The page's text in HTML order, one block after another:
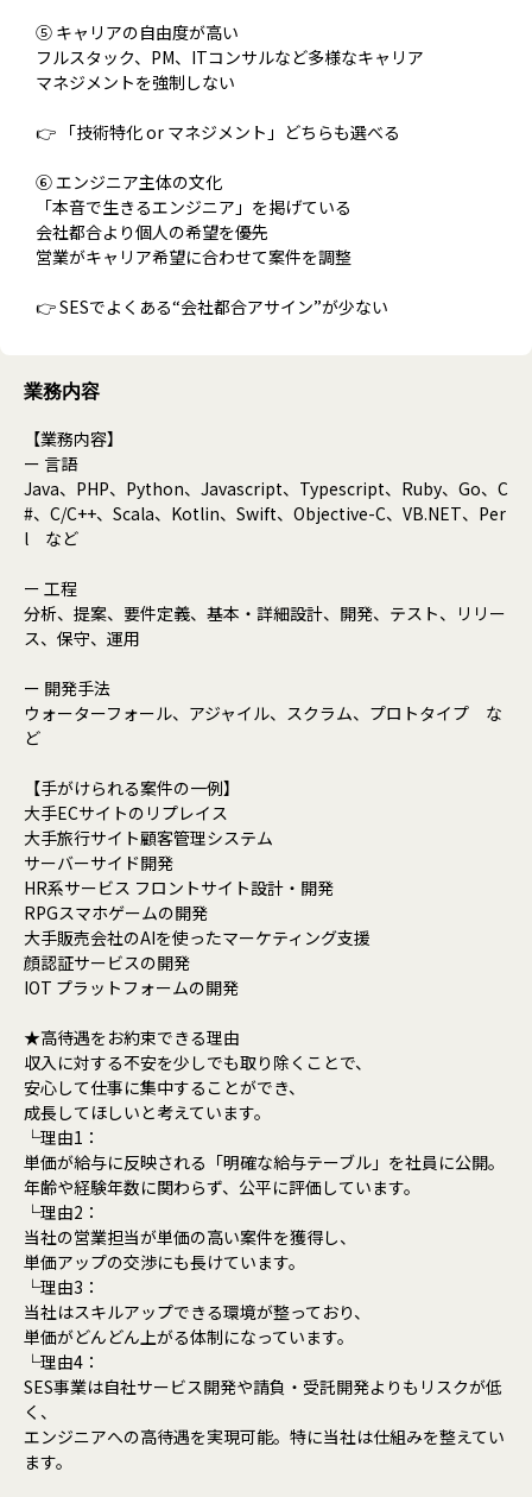
⑤ キャリアの自由度が高い
フルスタック、PM、ITコンサルなど多様なキャリア
マネジメントを強制しない
👉 「技術特化 or マネジメント」どちらも選べる
⑥ エンジニア主体の文化
「本音で生きるエンジニア」を掲げている
会社都合より個人の希望を優先
営業がキャリア希望に合わせて案件を調整
👉 SESでよくある“会社都合アサイン”が少ない
業務内容
【業務内容】
ー 言語
Java、PHP、Python、Javascript、Typescript、Ruby、Go、C
#、C/C++、Scala、Kotlin、Swift、Objective-C、VB.NET、Per
l など
ー 工程
分析、提案、要件定義、基本・詳細設計、開発、テスト、リリー
ス、保守、運用
ー 開発手法
ウォーターフォール、アジャイル、スクラム、プロトタイプ な
ど
【手がけられる案件の一例】
大手ECサイトのリプレイス
大手旅行サイト顧客管理システム
サーバーサイド開発
HR系サービス フロントサイト設計・開発
RPGスマホゲームの開発
大手販売会社のAIを使ったマーケティング支援
顔認証サービスの開発
IOT プラットフォームの開発
★高待遇をお約束できる理由
収入に対する不安を少しでも取り除くことで、
安心して仕事に集中することができ、
成長してほしいと考えています。
└理由1：
単価が給与に反映される「明確な給与テーブル」を社員に公開。
年齢や経験年数に関わらず、公平に評価しています。
└理由2：
当社の営業担当が単価の高い案件を獲得し、
単価アップの交渉にも長けています。
└理由3：
当社はスキルアップできる環境が整っており、
単価がどんどん上がる体制になっています。
└理由4：
SES事業は自社サービス開発や請負・受託開発よりもリスクが低
く、
エンジニアへの高待遇を実現可能。特に当社は仕組みを整えてい
ます。